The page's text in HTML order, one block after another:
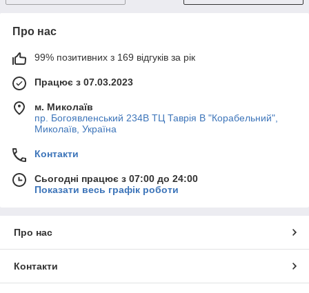
Про нас
99% позитивних з 169 відгуків за рік
Працює з 07.03.2023
м. Миколаїв
пр. Богоявленський 234В ТЦ Таврія В "Корабельний",
Миколаїв, Україна
Контакти
Сьогодні працює з 07:00 до 24:00
Показати весь графік роботи
Про нас
Контакти